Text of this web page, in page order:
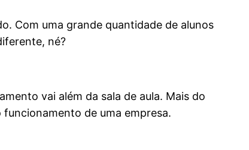
Com uma grande quantidade de alunos
né?
vai além da sala de aula. Mais do
de uma empresa.